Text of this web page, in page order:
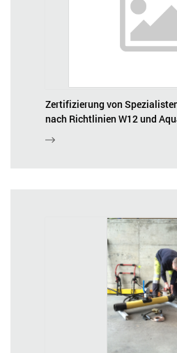
Zertifizierung von
nach Richtlinien W12 und